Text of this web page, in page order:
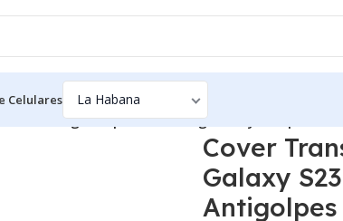
Celulares
MagSafe para Samsung Galaxy S23 |
Cover
Galaxy
Antigolpes